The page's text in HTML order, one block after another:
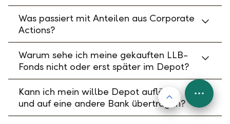
Was passiert mit Anteilen aus Corporate
Actions?
Warum sehe ich meine gekauften LLB-
Fonds nicht oder erst später im Depot?
Kann ich mein willbe Depot auflösen
und auf eine andere Bank übertragen?
Nach oben
FAB
Menu